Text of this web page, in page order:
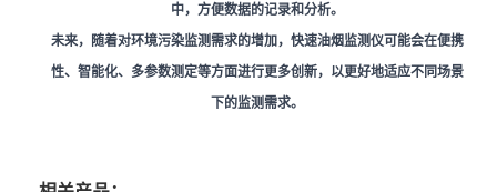
中，方便数据的记录和分析。
未来，随着对环境污染监测需求的增加，快速油烟监测仪可能会在便携
性、智能化、多参数测定等方面进行更多创新，以更好地适应不同场景
下的监测需求。